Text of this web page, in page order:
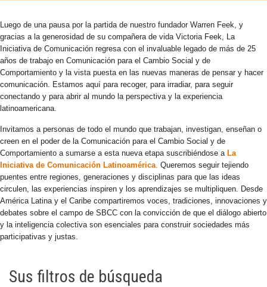
Luego de una pausa por la partida de nuestro fundador Warren Feek, y
gracias a la generosidad de su compañera de vida Victoria Feek, La
Iniciativa de Comunicación regresa con el invaluable legado de más de 25
años de trabajo en Comunicación para el Cambio Social y de
Comportamiento y la vista puesta en las nuevas maneras de pensar y hacer
comunicación. Estamos aquí para recoger, para irradiar, para seguir
conectando y para abrir al mundo la perspectiva y la experiencia
latinoamericana.
Invitamos a personas de todo el mundo que trabajan, investigan, enseñan o
creen en el poder de la Comunicación para el Cambio Social y de
Comportamiento a sumarse a esta nueva etapa suscribiéndose a La
Iniciativa de Comunicación Latinoamérica. Queremos seguir tejiendo
puentes entre regiones, generaciones y disciplinas para que las ideas
circulen, las experiencias inspiren y los aprendizajes se multipliquen. Desde
América Latina y el Caribe compartiremos voces, tradiciones, innovaciones y
debates sobre el campo de SBCC con la convicción de que el diálogo abierto
y la inteligencia colectiva son esenciales para construir sociedades más
participativas y justas.
Sus filtros de búsqueda